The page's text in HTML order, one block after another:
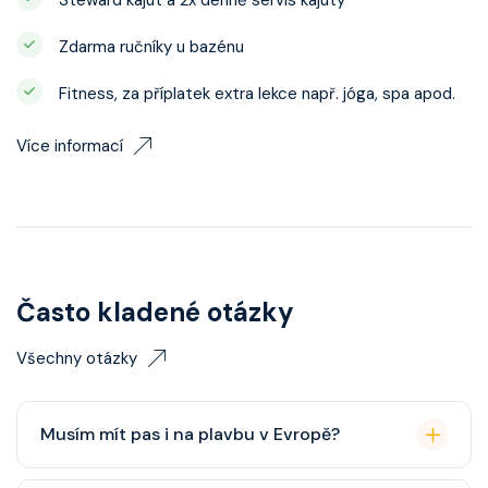
Zdarma ručníky u bazénu
Fitness, za příplatek extra lekce např. jóga, spa apod.
Více informací
Často kladené otázky
Všechny otázky
Musím mít pas i na plavbu v Evropě?